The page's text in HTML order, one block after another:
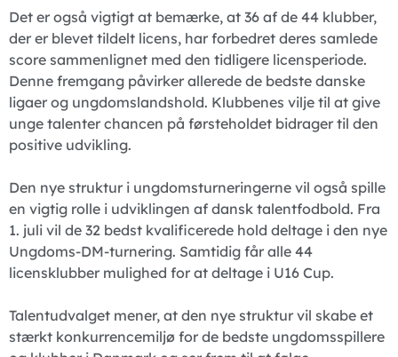
Det er også vigtigt at bemærke, at 36 af de 44 klubber,
der er blevet tildelt licens, har forbedret deres samlede
score sammenlignet med den tidligere licensperiode.
Denne fremgang påvirker allerede de bedste danske
ligaer og ungdomslandshold. Klubbenes vilje til at give
unge talenter chancen på førsteholdet bidrager til den
positive udvikling.
Den nye struktur i ungdomsturneringerne vil også spille
en vigtig rolle i udviklingen af dansk talentfodbold. Fra
1. juli vil de 32 bedst kvalificerede hold deltage i den nye
Ungdoms-DM-turnering. Samtidig får alle 44
licensklubber mulighed for at deltage i U16 Cup.
Talentudvalget mener, at den nye struktur vil skabe et
stærkt konkurrencemiljø for de bedste ungdomsspillere